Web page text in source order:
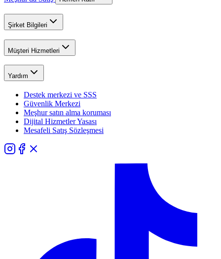
Şirket Bilgileri
Müşteri Hizmetleri
Yardım
Destek merkezi ve SSS
Güvenlik Merkezi
Meşhur satın alma koruması
Dijital Hizmetler Yasası
Mesafeli Satış Sözleşmesi